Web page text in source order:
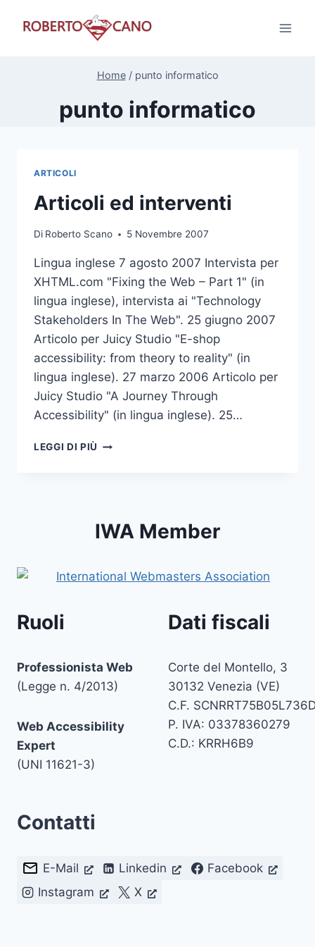
Home / punto informatico
punto informatico
ARTICOLI
Articoli ed interventi
Di Roberto Scano 5 Novembre 2007
Lingua inglese 7 agosto 2007 Intervista per
XHTML.com "Fixing the Web – Part 1" (in
lingua inglese), intervista ai "Technology
Stakeholders In The Web". 25 giugno 2007
Articolo per Juicy Studio "E-shop
accessibility: from theory to reality" (in
lingua inglese). 27 marzo 2006 Articolo per
Juicy Studio "A Journey Through
Accessibility" (in lingua inglese). 25…
LEGGI DI PIÙ ARTICOLI
IWA Member
Ruoli
Professionista Web
(Legge n. 4/2013)
Web Accessibility
Expert
(UNI 11621-3)
Dati fiscali
Corte del Montello, 3
30132 Venezia (VE)
C.F.
P. IVA: 03378360279
C.D.: KRRH6B9
Contatti
E-Mail Linkedin
Facebook
Instagram
X